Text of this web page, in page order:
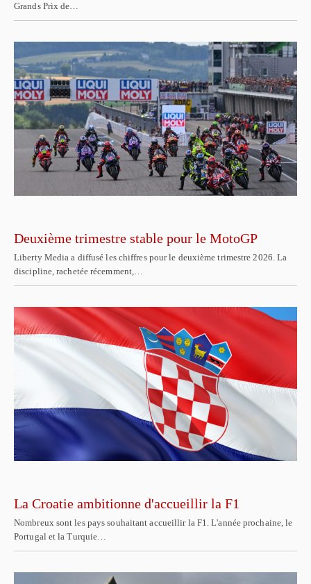
Grands Prix de…
Deuxième trimestre stable pour le MotoGP
Liberty Media a diffusé les chiffres pour le deuxième trimestre 2026. La
discipline, rachetée récemment,…
La Croatie ambitionne d'accueillir la F1
Nombreux sont les pays souhaitant accueillir la F1. L'année prochaine, le
Portugal et la Turquie…